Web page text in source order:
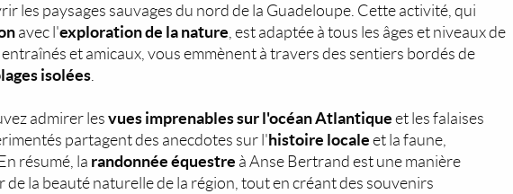
les paysages sauvages du nord de la Guadeloupe. Cette activité, qui
avec l'exploration de la nature, est adaptée à tous les âges et niveaux de
et amicaux, vous emmènent à travers des sentiers bordés de
isolées.
admirer lesvues imprenables sur l'océan Atlantique et les falaises
partagent des anecdotes sur l'histoire locale et la faune,
résumé, la randonnée équestre à Anse Bertrand est une manière
la beauté naturelle de la région, tout en créant des souvenirs